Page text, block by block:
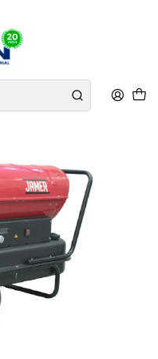
CALEFACTORES
70KW